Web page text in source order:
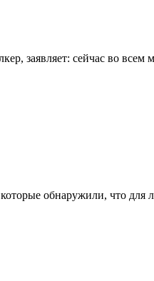
заявляет: сейчас во
обнаружили, что для